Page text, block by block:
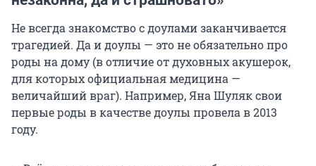
Не всегда знакомство с доулами заканчивается
трагедией. Да и доулы — это не обязательно про
роды на дому (в отличие от духовных акушерок,
для которых официальная медицина —
величайший враг). Например, Яна Шуляк свои
первые роды в качестве доулы провела в 2013
году.